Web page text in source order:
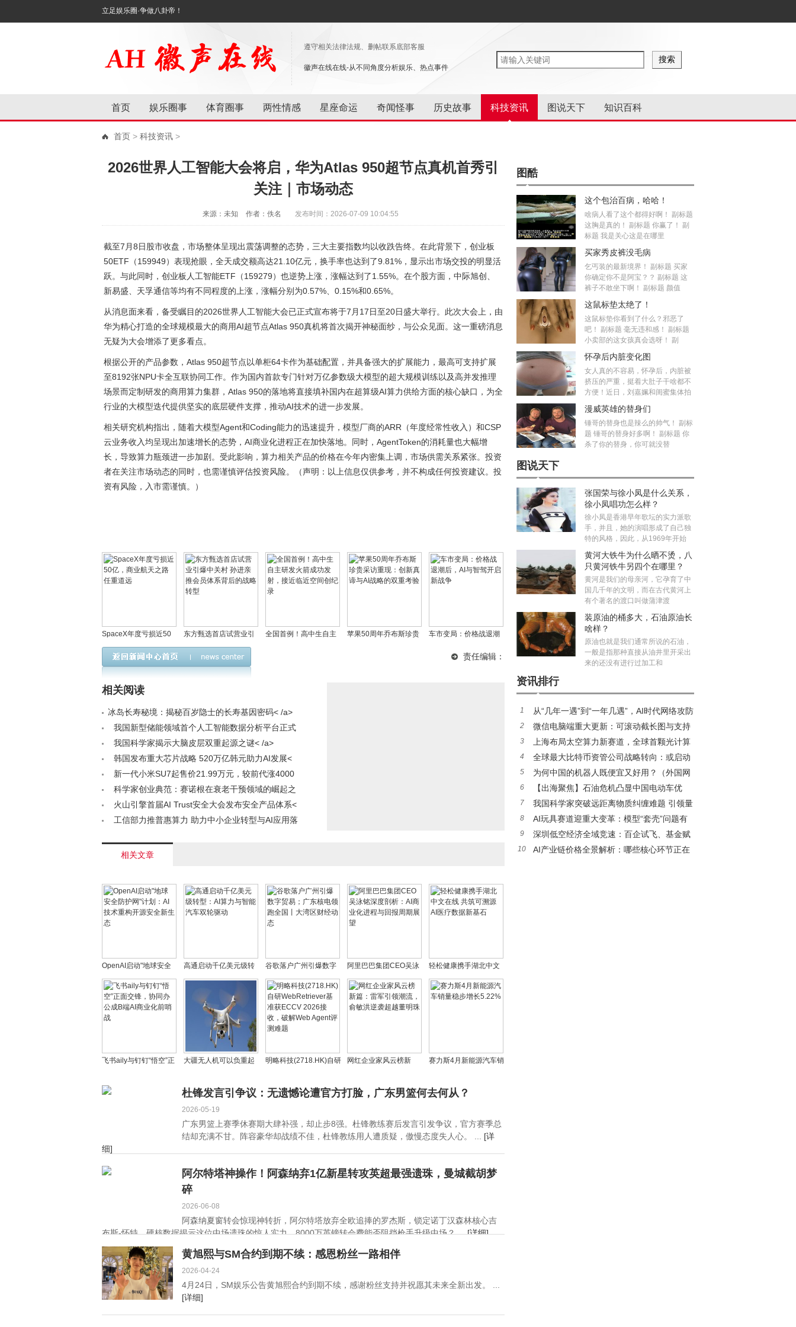
立足娱乐圈·争做八卦帝！
遵守相关法律法规、删帖联系底部客服
徽声在线在线-从不同角度分析娱乐、热点事件
首页 娱乐圈事 体育圈事 两性情感 星座命运 奇闻怪事 历史故事 科技资讯 图说天下 知识百科
首页 > 科技资讯 >
2026世界人工智能大会将启，华为Atlas 950超节点真机首秀引
关注｜市场动态
来源：未知 作者：佚名 发布时间：2026-07-09 10:04:55
截至7月8日股市收盘，市场整体呈现出震荡调整的态势，三大主要指数均以收跌告终。在此背景下，创业板
50ETF（159949）表现抢眼，全天成交额高达21.10亿元，换手率也达到了9.81%，显示出市场交投的明显活
跃。与此同时，创业板人工智能ETF（159279）也逆势上涨，涨幅达到了1.55%。在个股方面，中际旭创、
新易盛、天孚通信等均有不同程度的上涨，涨幅分别为0.57%、0.15%和0.65%。
从消息面来看，备受瞩目的2026世界人工智能大会已正式宣布将于7月17日至20日盛大举行。此次大会上，由
华为精心打造的全球规模最大的商用AI超节点Atlas 950真机将首次揭开神秘面纱，与公众见面。这一重磅消息
无疑为大会增添了更多看点。
根据公开的产品参数，Atlas 950超节点以单柜64卡作为基础配置，并具备强大的扩展能力，最高可支持扩展
至8192张NPU卡全互联协同工作。作为国内首款专门针对万亿参数级大模型的超大规模训练以及高并发推理
场景而定制研发的商用算力集群，Atlas 950的落地将直接填补国内在超算级AI算力供给方面的核心缺口，为全
行业的大模型迭代提供坚实的底层硬件支撑，推动AI技术的进一步发展。
相关研究机构指出，随着大模型Agent和Coding能力的迅速提升，模型厂商的ARR（年度经常性收入）和CSP
云业务收入均呈现出加速增长的态势，AI商业化进程正在加快落地。同时，AgentToken的消耗量也大幅增
长，导致算力瓶颈进一步加剧。受此影响，算力相关产品的价格在今年内密集上调，市场供需关系紧张。投资
者在关注市场动态的同时，也需谨慎评估投资风险。（声明：以上信息仅供参考，并不构成任何投资建议。投
资有风险，入市需谨慎。）
SpaceX年度亏损近50
亿，商业航天之路任重
道远
东方甄选首店试营业引
爆中关村 孙进亲推会员
全国首例！高中生自主
苹果50周年乔布斯珍贵
车市变局：价格战退潮
责任编辑：
相关阅读
冰岛长寿秘境：揭秘百岁隐士的长寿基因密码< /a>
我国新型储能领域首个人工智能数据分析平台正式
启用< /a>
我国科学家揭示大脑皮层双重起源之谜< /a>
韩国发布重大芯片战略 520万亿韩元助力AI发展<
/a> 新一代小米SU7起售价21.99万元，较前代涨4000
元！雷军坦言定价压力大，门把手安全设计获赞，舒淇
苏炳添现身催交付< /a>
科学家创业典范：赛诺根在衰老干预领域的崛起之
路< /a>火山引擎首届AI Trust安全大会发布安全产品体系<
/a> 工信部力推普惠算力 助力中小企业转型与AI应用落
相关文章
OpenAI启动"地球安全
防护网"计划：AI技术重
构开源安全新生态
高通启动千亿美元级转
型：AI算力与智能汽车
谷歌落户广州引爆数字
贸易；广东核电领跑全
国丨大湾区财经动态
阿里巴巴集团CEO吴泳
铭深度剖析：AI商业化
进程与回报周期展望
轻松健康携手湖北中文
在线 共筑可溯源AI医疗
数据新基石
飞书aily与钉钉“悟空”正
AI商业化前哨战
大疆无人机可以负重起
炸机
明略科技(2718.HK)自研
ECCV 2026接收，破解
网红企业家风云榜新
敏洪逆袭超越董明珠
赛力斯4月新能源汽车销
杜锋发言引争议：无遗憾论遭官方打脸，广东男篮何去何从？
2026-05-19
广东男篮上赛季休赛期大肆补强，却止步8强。杜锋教练赛后发言引发争议，官方赛季总
结却充满不甘。阵容豪华却战绩不佳，杜锋教练用人遭质疑，傲慢态度失人心。 ... [详
细]
阿尔特塔神操作！阿森纳弃1亿新星转攻英超最强遗珠，曼城截胡梦
碎
2026-06-08
阿森纳夏窗转会惊现神转折，阿尔特塔放弃全欧追捧的罗杰斯，锁定诺丁汉森林核心吉
布斯-怀特。硬核数据揭示这位中场遗珠的惊人实力，8000万英镑转会费能否阻挡枪手升级中场？ ...[详细]
黄旭熙与SM合约到期不续：感恩粉丝一路相伴
2026-04-24
4月24日，SM娱乐公告黄旭熙合约到期不续，感谢粉丝支持并祝愿其未来全新出发。 ...
[详细]
图酷
这个包治百病，哈哈！
啥病人看了这个都得好啊！ 副标题
这胸是真的！ 副标题 你赢了！ 副
标题 我是关心这是在哪里
买家秀皮裤没毛病
乞丐装的最新境界！ 副标题 买家
你确定你不是阿宝？？ 副标题 这
裤子不敢坐下啊！ 副标题 颜值
这鼠标垫太绝了！
这鼠标垫你看到了什么？邪恶了
吧！ 副标题 毫无违和感！ 副标题
小卖部的这女孩真会选呀！ 副
怀孕后内脏变化图
女人真的不容易，怀孕后，内脏被
挤压的严重，挺着大肚子干啥都不
方便！近日，刘嘉姵和闺蜜集体拍
漫威英雄的替身们
锤哥的替身也是辣么的帅气！ 副标
题 锤哥的替身好多啊！ 副标题 你
杀了你的替身，你可就没替
图说天下
张国荣与徐小凤是什么关系，
徐小凤唱功怎么样？
徐小凤是香港早年歌坛的实力派歌
手，并且，她的演唱形成了自己独
特的风格，因此，从1969年开始
黄河大铁牛为什么晒不烫，八
只黄河铁牛另四个在哪里？
黄河是我们的母亲河，它孕育了中
国几千年的文明，而在古代黄河上
有个著名的渡口叫做蒲津渡
装原油的桶多大，石油原油长
啥样？
原油也就是我们通常所说的石油，
一般是指那种直接从油井里开采出
来的还没有进行过加工和
资讯排行
1
从“几年一遇”到“一年几遇”，AI时代网络攻防
失衡加剧 奇安信齐向东：主战场转向制造业与服
务业
2
微信电脑端重大更新：可滚动截长图与支持
发语音功能上线
3
上海布局太空算力新赛道，全球首颗光计算
卫星研制正式启动
4
全球最大比特币资管公司战略转向：或启动
大规模抛售计划
5
为何中国的机器人既便宜又好用？（外国网
友热议中国机器人⑨）
6
【出海聚焦】石油危机凸显中国电动车优
势，性价比之外更有硬实力
7
我国科学家突破远距离物质纠缠难题 引领量
子网络未来发展方向
8
AI玩具赛道迎重大变革：模型“套壳”问题有
望短期解决，智能体研发加速推进
9
深圳低空经济全域竞速：百企试飞、基金赋
能、标准引领
10
AI产业链价格全景解析：哪些核心环节正在